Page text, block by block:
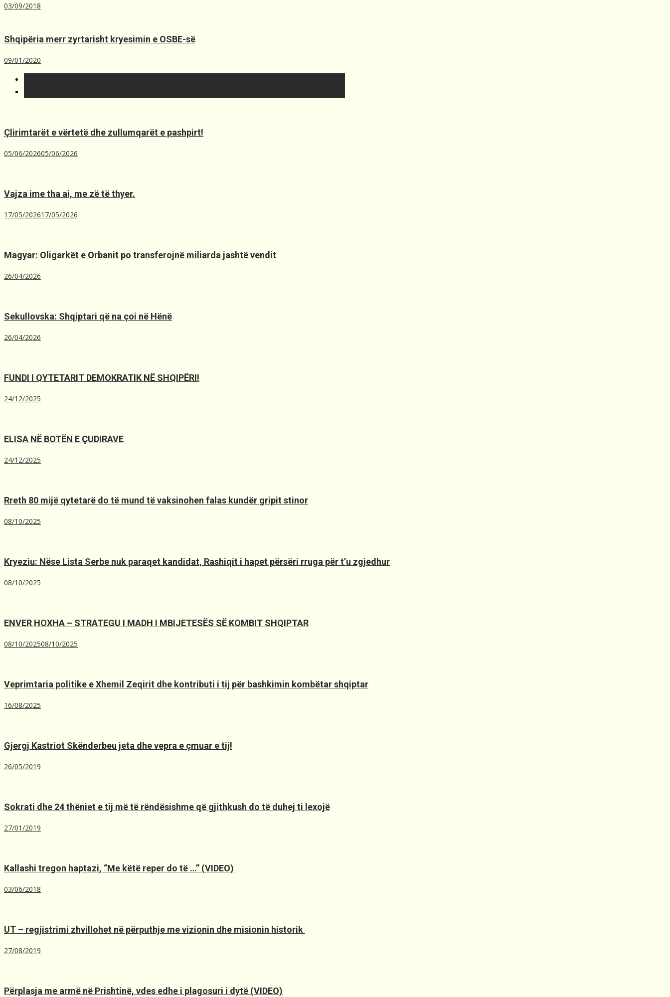
03/09/2018
Shqipëria merr zyrtarisht kryesimin e OSBE-së
09/01/2020
Çlirimtarët e vërtetë dhe zullumqarët e pashpirt!
05/06/202605/06/2026
Vajza ime tha ai, me zë të thyer.
17/05/202617/05/2026
Magyar: Oligarkët e Orbanit po transferojnë miliarda jashtë vendit
26/04/2026
Sekullovska: Shqiptari që na çoi në Hënë
26/04/2026
FUNDI I QYTETARIT DEMOKRATIK NË SHQIPËRI!
24/12/2025
ELISA NË BOTËN E ÇUDIRAVE
24/12/2025
Rreth 80 mijë qytetarë do të mund të vaksinohen falas kundër gripit stinor
08/10/2025
Kryeziu: Nëse Lista Serbe nuk paraqet kandidat, Rashiqit i hapet përsëri rruga për t’u zgjedhur
08/10/2025
ENVER HOXHA – STRATEGU I MADH I MBIJETESËS SË KOMBIT SHQIPTAR
08/10/202508/10/2025
Veprimtaria politike e Xhemil Zeqirit dhe kontributi i tij për bashkimin kombëtar shqiptar
16/08/2025
Gjergj Kastriot Skënderbeu jeta dhe vepra e çmuar e tij!
26/05/2019
Sokrati dhe 24 thëniet e tij më të rëndësishme që gjithkush do të duhej ti lexojë
27/01/2019
Kallashi tregon haptazi, “Me kёtё reper do tё …” (VIDEO)
03/06/2018
UT – regjistrimi zhvillohet në përputhje me vizionin dhe misionin historik ️
27/08/2019
Përplasja me armë në Prishtinë, ​vdes edhe i plagosuri i dytë (VIDEO)